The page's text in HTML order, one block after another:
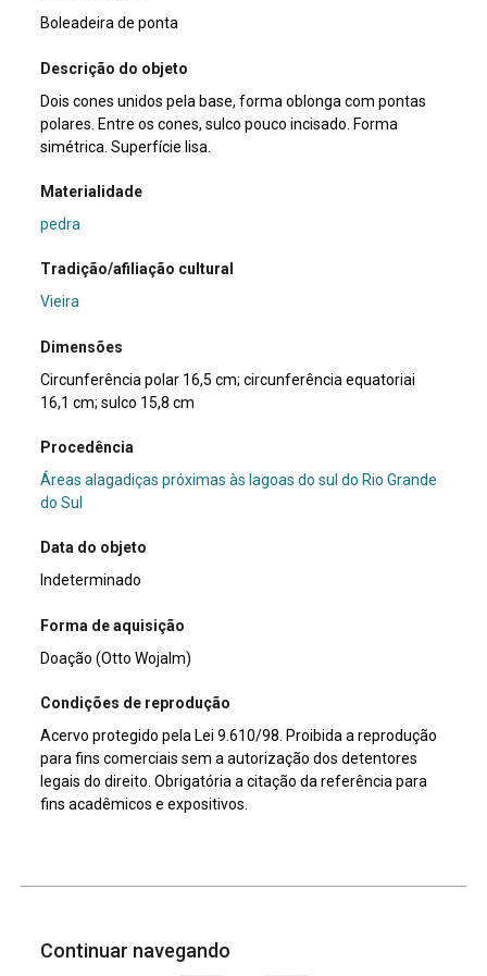
Boleadeira de ponta
Descrição do objeto
Dois cones unidos pela base, forma oblonga com pontas
polares. Entre os cones, sulco pouco incisado. Forma
simétrica. Superfície lisa.
Materialidade
pedra
Tradição/afiliação cultural
Vieira
Dimensões
Circunferência polar 16,5 cm; circunferência equatoriai
16,1 cm; sulco 15,8 cm
Procedência
Áreas alagadiças próximas às lagoas do sul do Rio Grande
do Sul
Data do objeto
Indeterminado
Forma de aquisição
Doação (Otto Wojalm)
Condições de reprodução
Acervo protegido pela Lei 9.610/98. Proibida a reprodução
para fins comerciais sem a autorização dos detentores
legais do direito. Obrigatória a citação da referência para
fins acadêmicos e expositivos.
Continuar navegando